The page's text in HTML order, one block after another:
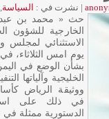
| نشرت في : السياسة,
حث « محمد بن
الخارجية للشؤون
الاستثنائي لمجلس
يوم امس الثلاثاء،
بشأن الوضع في
الخليجية وآلياتها
ووثيقة الرياض
في ذلك على
الدستورية ممثلة